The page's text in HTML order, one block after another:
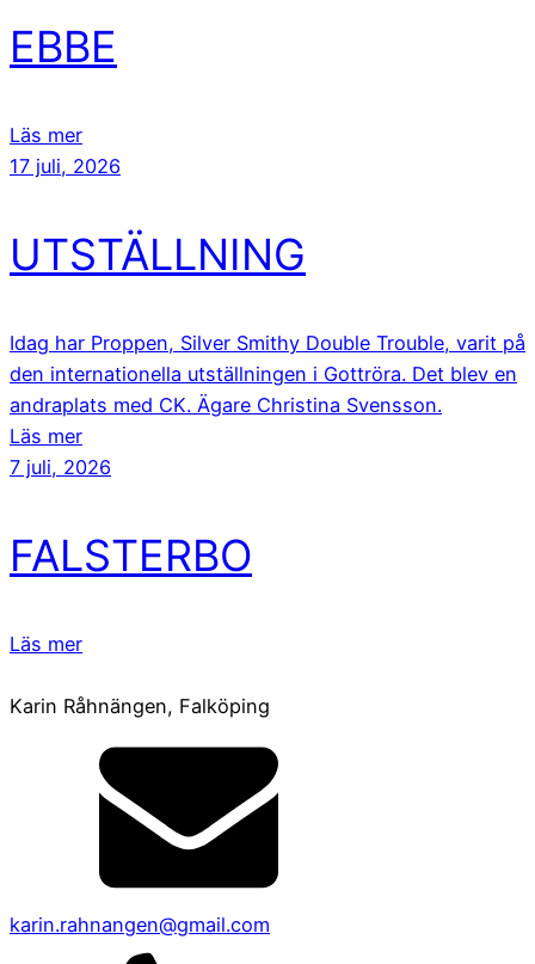
EBBE
Läs mer
17 juli, 2026
UTSTÄLLNING
Idag har Proppen, Silver Smithy Double Trouble, varit på
den internationella utställningen i Gottröra. Det blev en
andraplats med CK. Ägare Christina Svensson.
Läs mer
7 juli, 2026
FALSTERBO
Läs mer
Karin Råhnängen, Falköping
karin.rahnangen@gmail.com